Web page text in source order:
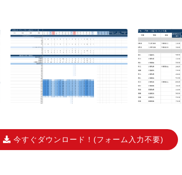
今すぐダウンロード！ (フォーム入力不要)